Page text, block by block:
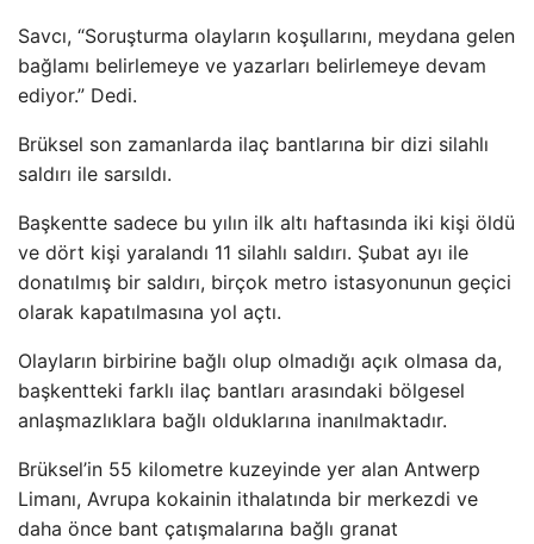
Savcı, “Soruşturma olayların koşullarını, meydana gelen
bağlamı belirlemeye ve yazarları belirlemeye devam
ediyor.” Dedi.
Brüksel son zamanlarda ilaç bantlarına bir dizi silahlı
saldırı ile sarsıldı.
Başkentte sadece bu yılın ilk altı haftasında iki kişi öldü
ve dört kişi yaralandı 11 silahlı saldırı. Şubat ayı ile
donatılmış bir saldırı, birçok metro istasyonunun geçici
olarak kapatılmasına yol açtı.
Olayların birbirine bağlı olup olmadığı açık olmasa da,
başkentteki farklı ilaç bantları arasındaki bölgesel
anlaşmazlıklara bağlı olduklarına inanılmaktadır.
Brüksel’in 55 kilometre kuzeyinde yer alan Antwerp
Limanı, Avrupa kokainin ithalatında bir merkezdi ve
daha önce bant çatışmalarına bağlı granat